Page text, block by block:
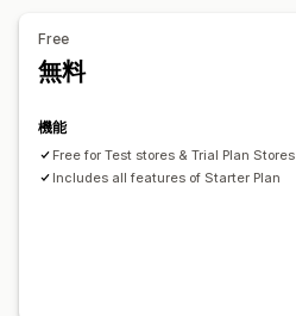
ギフト包装
コンバージョン率
Free
無料
機能
Free for Test stores & Trial Plan Stores
Includes all features of Starter Plan